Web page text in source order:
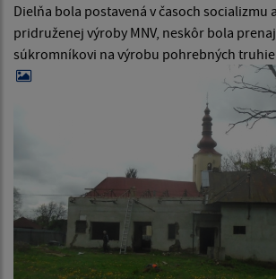
Dielňa bola postavená v časoch socializmu
pridruženej výroby MNV, neskôr bola
súkromníkovi na výrobu pohrebných